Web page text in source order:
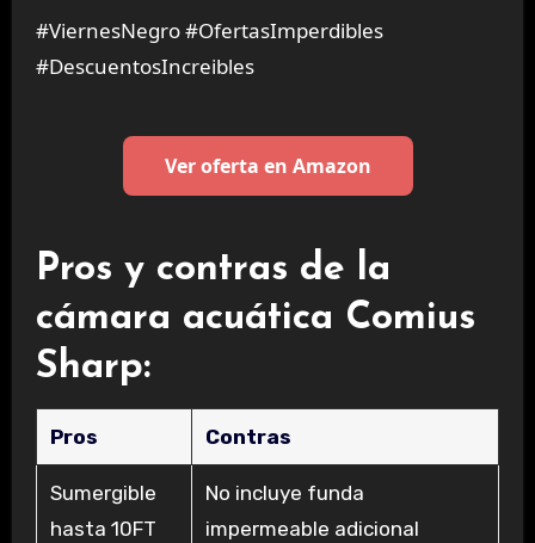
#ViernesNegro #OfertasImperdibles
#DescuentosIncreibles
Ver oferta en Amazon
Pros y contras de la
cámara acuática Comius
Sharp:
Pros Contras
Sumergible
hasta 10FT
No incluye funda
impermeable adicional